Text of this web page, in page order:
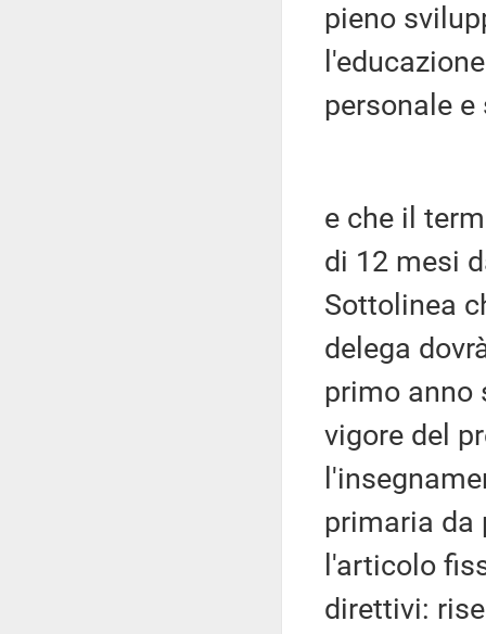
pieno
personale
e che il
di 12 mesi
Sottolinea
delega
primo anno
vigore del
primaria da
l'articolo
direttivi: